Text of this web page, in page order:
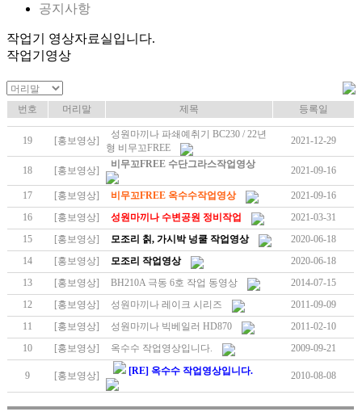
공지사항
작업기 영상자료실입니다.
작업기영상
번호 머리말 제목 등록일
19 [홍보영상]
성원마끼나 파쇄예취기 BC230 / 22년
형 비무꼬FREE
2021-12-29
18 [홍보영상]
비무꼬FREE 수단그라스작업영상
2021-09-16
17 [홍보영상] 비무꼬FREE 옥수수작업영상
2021-09-16
16
[홍보영상] 성원마끼나 수변공원 정비작업
2021-03-31
15
[홍보영상] 모조리 칡, 가시박 넝쿨 작업영상
2020-06-18
14
[홍보영상] 모조리 작업영상
2020-06-18
13
[홍보영상] BH210A 극동 6호 작업 동영상
2014-07-15
12
[홍보영상] 성원마끼나 레이크 시리즈
2011-09-09
11
[홍보영상] 성원마끼나 빅베일러 HD870
2011-02-10
10
[홍보영상] 옥수수 작업영상입니다. 2009-09-21
9 [홍보영상] [RE] 옥수수 작업영상입니다. 2010-08-08